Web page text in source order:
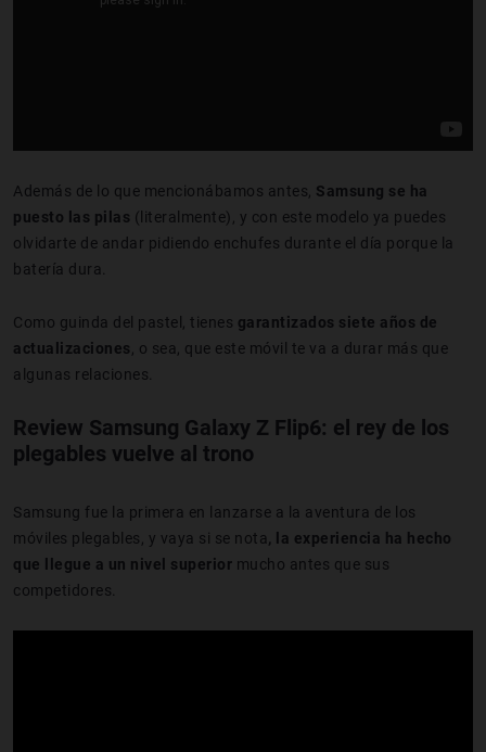
Además de lo que mencionábamos antes, Samsung se ha
puesto las pilas (literalmente), y con este modelo ya puedes
olvidarte de andar pidiendo enchufes durante el día porque la
batería dura.
Como guinda del pastel, tienes garantizados siete años de
actualizaciones , o sea, que este móvil te va a durar más que
algunas relaciones.
Review Samsung Galaxy Z Flip6: el rey de los
plegables vuelve al trono
Samsung fue la primera en lanzarse a la aventura de los
móviles plegables, y vaya si se nota
, la experiencia ha hecho
que llegue a un nivel superior mucho antes que sus
competidores.